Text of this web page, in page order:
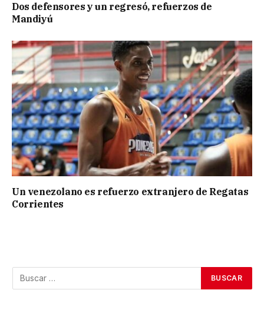
Dos defensores y un regresó, refuerzos de
Mandiyú
Un venezolano es refuerzo extranjero de Regatas
Corrientes